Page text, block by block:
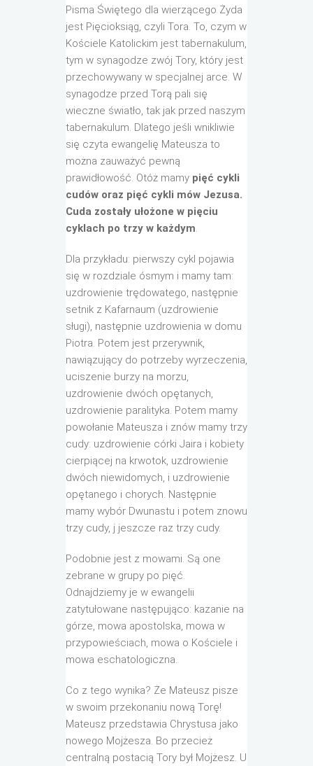
Pisma Świętego dla wierzącego Żyda
jest Pięcioksiąg, czyli Tora. To, czym w
Kościele Katolickim jest tabernakulum,
tym w synagodze zwój Tory, który jest
przechowywany w specjalnej arce. W
synagodze przed Torą pali się
wieczne światło, tak jak przed naszym
tabernakulum. Dlatego jeśli wnikliwie
się czyta ewangelię Mateusza to
można zauważyć pewną
prawidłowość. Otóż mamy pięć cykli
cudów oraz pięć cykli mów Jezusa.
Cuda zostały ułożone w pięciu
cyklach po trzy w każdym.
Dla przykładu: pierwszy cykl pojawia
się w rozdziale ósmym i mamy tam:
uzdrowienie trędowatego, następnie
setnik z Kafarnaum (uzdrowienie
sługi), następnie uzdrowienia w domu
Piotra. Potem jest przerywnik,
nawiązujący do potrzeby wyrzeczenia,
uciszenie burzy na morzu,
uzdrowienie dwóch opętanych,
uzdrowienie paralityka. Potem mamy
powołanie Mateusza i znów mamy trzy
cudy: uzdrowienie córki Jaira i kobiety
cierpiącej na krwotok, uzdrowienie
dwóch niewidomych, i uzdrowienie
opętanego i chorych. Następnie
mamy wybór Dwunastu i potem znowu
trzy cudy, j jeszcze raz trzy cudy.
Podobnie jest z mowami. Są one
zebrane w grupy po pięć.
Odnajdziemy je w ewangelii
zatytułowane następująco: kazanie na
górze, mowa apostolska, mowa w
przypowieściach, mowa o Kościele i
mowa eschatologiczna.
Co z tego wynika? Że Mateusz pisze
w swoim przekonaniu nową Torę!
Mateusz przedstawia Chrystusa jako
nowego Mojżesza. Bo przecież
centralną postacią Tory był Mojżesz. U